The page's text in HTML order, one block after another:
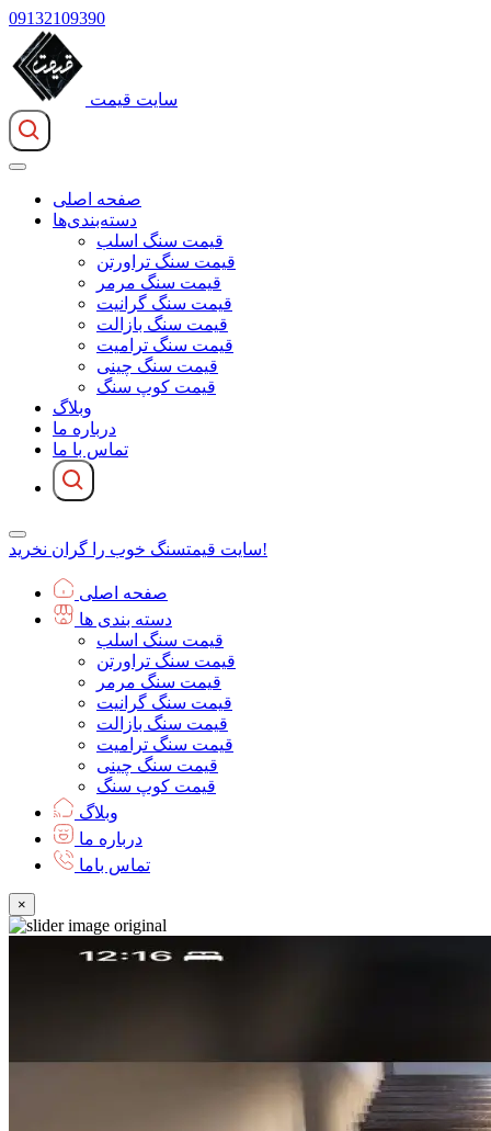
09132109390
سایت قیمت
صفحه اصلی
دسته‌بندی‌ها
قیمت سنگ اسلب
قیمت سنگ تراورتن
قیمت سنگ مرمر
قیمت سنگ گرانیت
قیمت سنگ بازالت
قیمت سنگ ترامیت
قیمت سنگ چینی
قیمت کوپ سنگ
وبلاگ
درباره ما
تماس با ما
سایت قیمتسنگ خوب را گران نخرید!
صفحه اصلی
دسته بندی ها
قیمت سنگ اسلب
قیمت سنگ تراورتن
قیمت سنگ مرمر
قیمت سنگ گرانیت
قیمت سنگ بازالت
قیمت سنگ ترامیت
قیمت سنگ چینی
قیمت کوپ سنگ
وبلاگ
درباره ما
تماس باما
×